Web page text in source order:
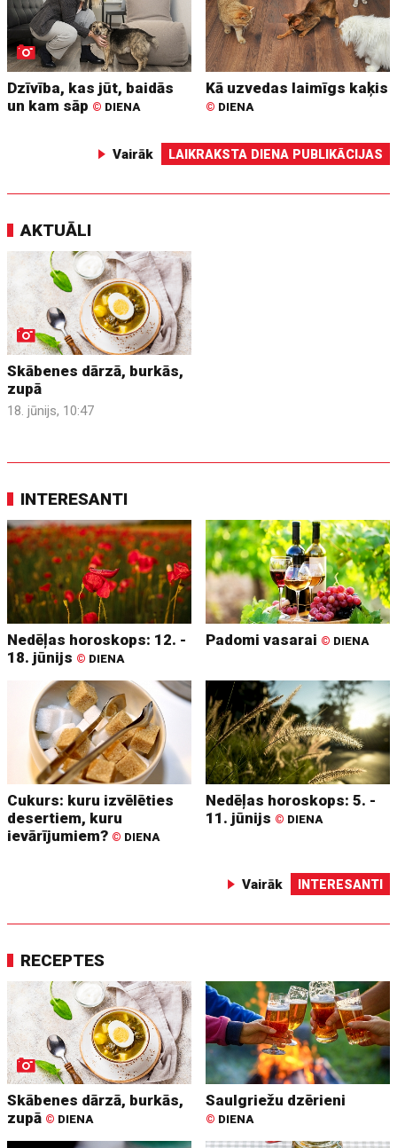
Dzīvība, kas jūt, baidās
un kam sāp © DIENA
Kā uzvedas laimīgs kaķis
© DIENA
Vairāk LAIKRAKSTA DIENA PUBLIKĀCIJAS
AKTUĀLI
Skābenes dārzā, burkās,
zupā
18. jūnijs, 10:47
INTERESANTI
Nedēļas horoskops: 12. -
18. jūnijs © DIENA
Padomi vasarai © DIENA
Cukurs: kuru izvēlēties
desertiem, kuru
ievārījumiem? © DIENA
Nedēļas horoskops: 5. -
11. jūnijs © DIENA
Vairāk INTERESANTI
RECEPTES
Skābenes dārzā, burkās,
zupā © DIENA
Saulgriežu dzērieni
© DIENA